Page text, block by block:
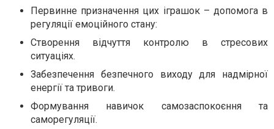
Первинне призначення цих іграшок – допомога в
регуляції емоційного стану:
Створення відчуття контролю в стресових
ситуаціях.
Забезпечення безпечного виходу для надмірної
енергії та тривоги.
Формування навичок самозаспокоєння та
саморегуляції.